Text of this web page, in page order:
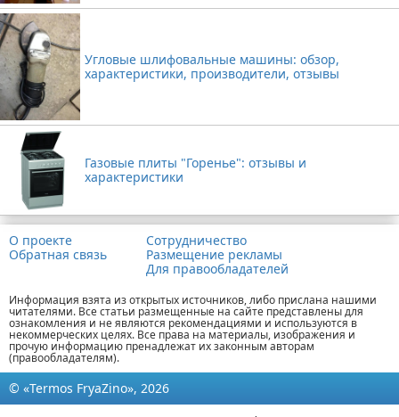
Угловые шлифовальные машины: обзор,
характеристики, производители, отзывы
Газовые плиты "Горенье": отзывы и
характеристики
О проекте
Обратная связь
Сотрудничество
Размещение рекламы
Для правообладателей
Информация взята из открытых источников, либо прислана нашими
читателями. Все статьи размещенные на сайте представлены для
ознакомления и не являются рекомендациями и используются в
некоммерческих целях. Все права на материалы, изображения и
прочую информацию пренадлежат их законным авторам
(правообладателям).
© «Termos FryaZino», 2026